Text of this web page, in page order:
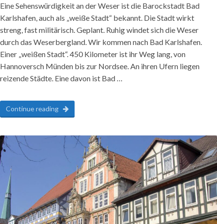
Eine Sehenswürdigkeit an der Weser ist die Barockstadt Bad
Karlshafen, auch als „weiße Stadt“ bekannt. Die Stadt wirkt
streng, fast militärisch. Geplant. Ruhig windet sich die Weser
durch das Weserbergland. Wir kommen nach Bad Karlshafen.
Einer „weißen Stadt“. 450 Kilometer ist ihr Weg lang, von
Hannoversch Münden bis zur Nordsee. An ihren Ufern liegen
reizende Städte. Eine davon ist Bad …
Continue reading